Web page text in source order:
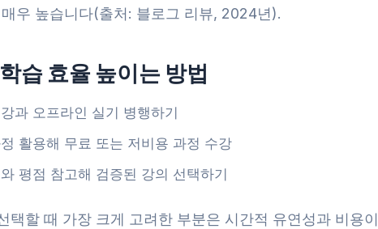
우 높습니다(출처: 블로그 리뷰, 2024년).
습 효율 높이는 방법
과 오프라인 실기 병행하기
활용해 무료 또는 저비용 과정 수강
평점 참고해 검증된 강의 선택하기
택할 때 가장 크게 고려한 부분은 시간적 유연성과 비용이